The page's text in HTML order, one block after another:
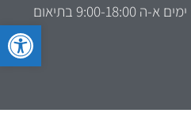
פתח
ימים א-ה 9:00-18:00 בתיאום